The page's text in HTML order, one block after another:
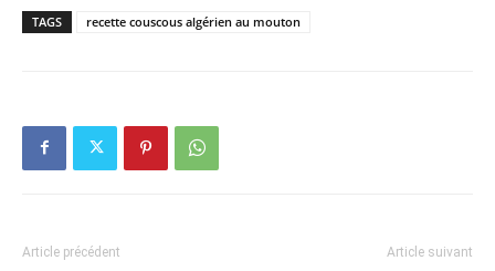
TAGS recette couscous algérien au mouton
Article précédent Article suivant